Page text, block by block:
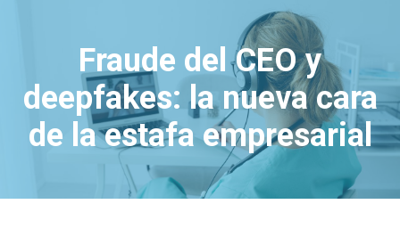
Fraude del CEO y
deepfakes: la nueva cara
de la estafa empresarial